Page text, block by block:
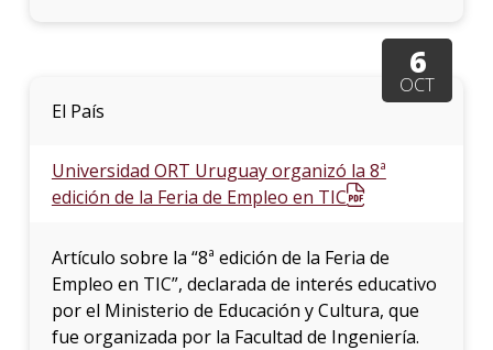
6
OCT
El País
Universidad ORT Uruguay organizó la 8ª
edición de la Feria de Empleo en TIC
Artículo sobre la “8ª edición de la Feria de
Empleo en TIC”, declarada de interés educativo
por el Ministerio de Educación y Cultura, que
fue organizada por la Facultad de Ingeniería.